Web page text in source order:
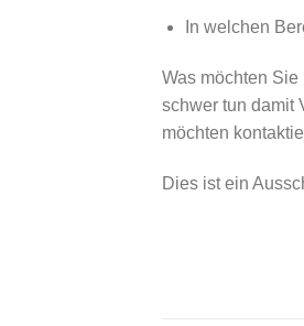
In welchen
Was möchten
schwer tun damit
möchten
Dies ist ein